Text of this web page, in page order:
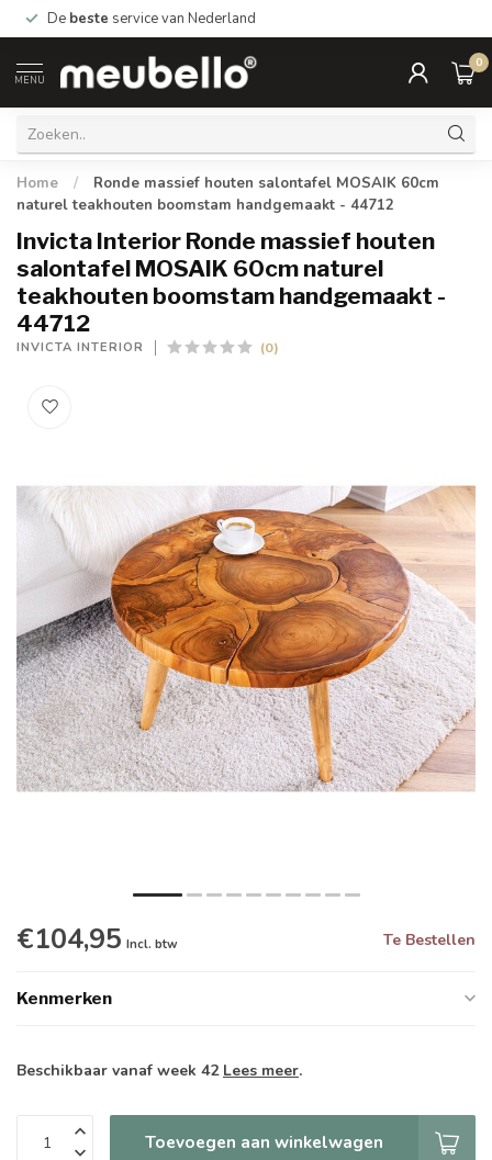
De beste service van Nederland
MENU
0
Home /
Ronde massief houten salontafel MOSAIK 60cm
naturel teakhouten boomstam handgemaakt - 44712
Invicta Interior Ronde massief houten
salontafel MOSAIK 60cm naturel
teakhouten boomstam handgemaakt -
44712
INVICTA INTERIOR (0)
€104,95 Incl. btw Te Bestellen
Kenmerken
Beschikbaar vanaf week 42 Lees meer.
Toevoegen aan winkelwagen